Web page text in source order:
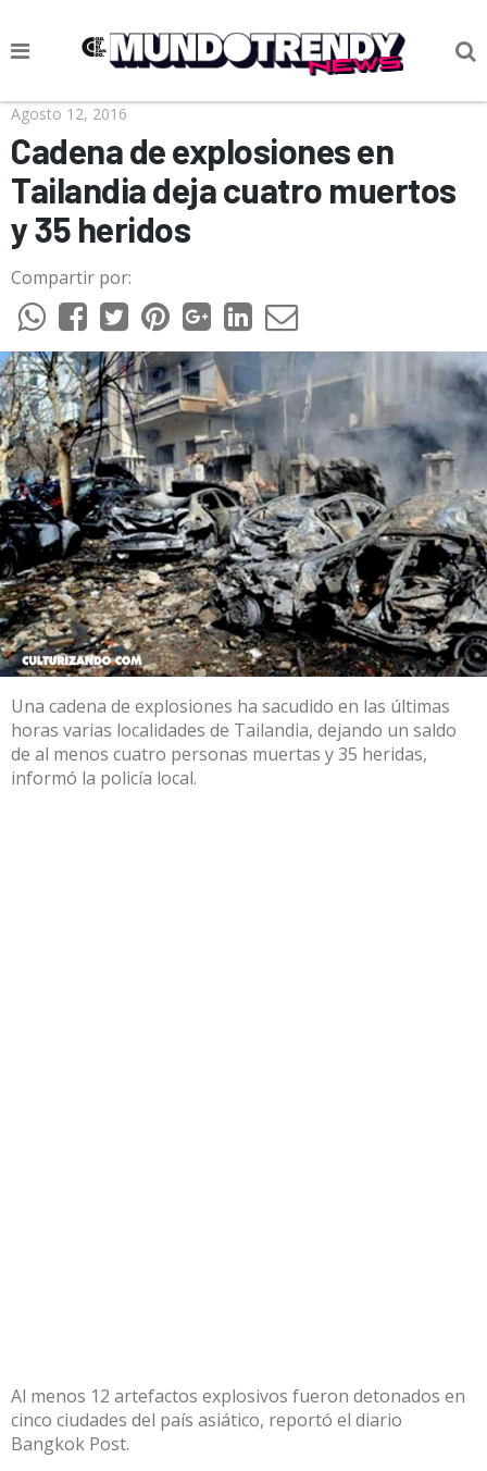
NOTICIAS
CULTURA POP
CIENCIA Y TECNOLOGÍA
VIDA
SOCIEDAD
CULTURIZANDO.COM
Agosto 12, 2016
Cadena de explosiones en
Tailandia deja cuatro muertos
y 35 heridos
Compartir por:
Una cadena de explosiones ha sacudido en las últimas
horas varias localidades de Tailandia, dejando un saldo
de al menos cuatro personas muertas y 35 heridas,
informó la policía local.
Al menos 12 artefactos explosivos fueron detonados en
cinco ciudades del país asiático, reportó el diario
Bangkok Post.